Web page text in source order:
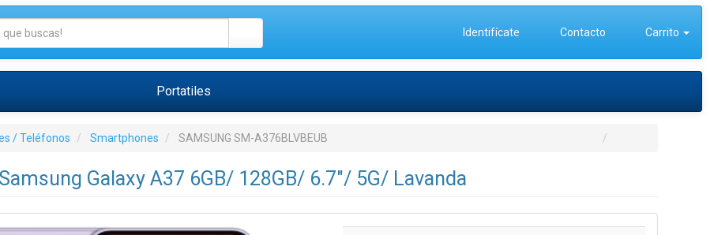
Identifícate Contacto Carrito
Portatiles
/ Teléfonos Smartphones SAMSUNG SM-A376BLVBEUB
Galaxy A37 6GB/ 128GB/ 6.7"/ 5G/ Lavanda